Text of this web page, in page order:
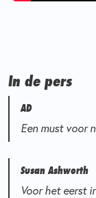
In de pers
AD
Een must voor
Susan Ashworth
Voor het eerst